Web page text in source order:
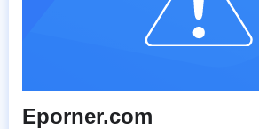
Eporner.com